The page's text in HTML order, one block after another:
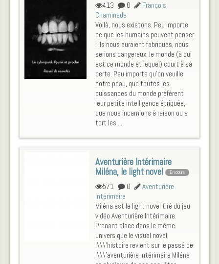
413 0
François
Chaminade
Voilà, nous existons. Peu importe
ce que les humains peuvent penser
: ils nous auraient fabriqués, nous
serions dangereux, le monde (à qui
est ce monde et lequel) court à sa
perte. Peu importe qu'on veuille
notre peau, que toutes les
puissances du monde préfèrent
leur petite intelligence étriquée,
que nous incarnions à raison ou a
tort les ...
Aventurière Intérimaire
Miléna, le light novel
En cours
571 0
Aventurière
Intérimaire
Miléna est le light novel tiré du jeu
vidéo Aventurière Intérimaire.
Prenant place dans le même
univers que le visual novel,
l\\\'histoire revient sur le passé de
l\\\'aventurière intérimaire Miléna